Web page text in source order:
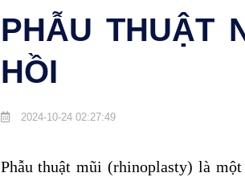
PHẪU THUẬT
HỒI
2024-10-24 02:27:49
Phẫu thuật mũi (rhinoplasty) là